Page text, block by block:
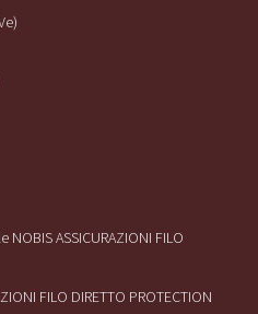
ASSICURAZIONI FILO
FILO DIRETTO PROTECTION